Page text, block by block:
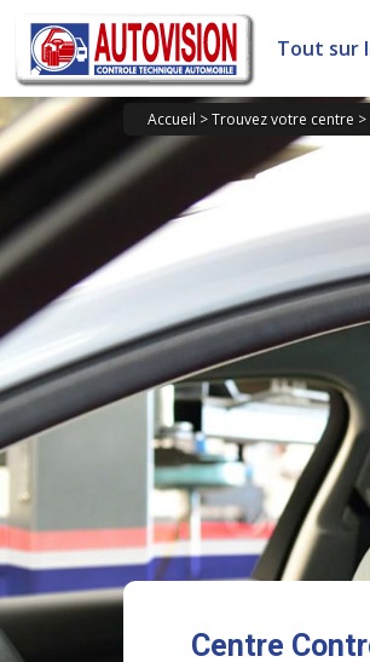
Panneau de gestion des cookies
Tout sur
Accueil >Trouvez votre centre >
Centre